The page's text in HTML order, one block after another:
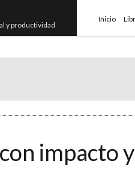
y productividad
Inicio
impacto